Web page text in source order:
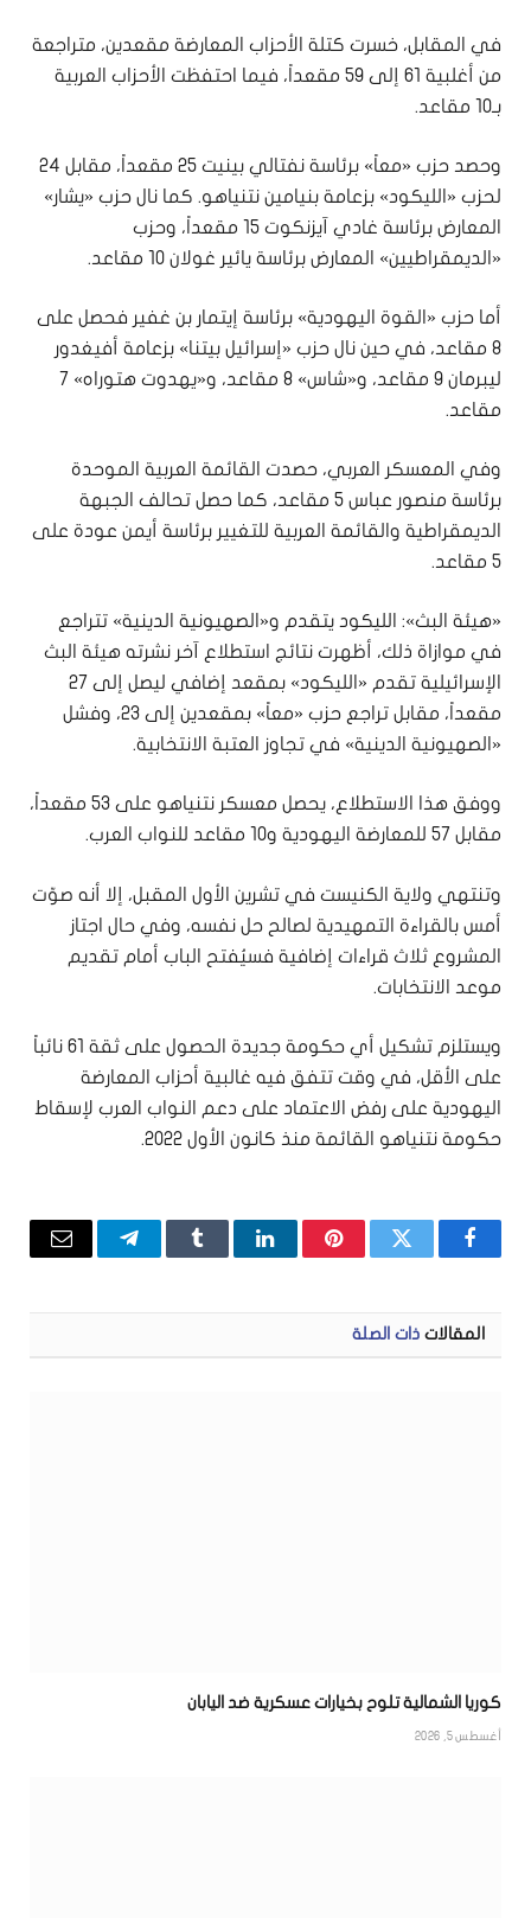
في المقابل، خسرت كتلة الأحزاب المعارضة مقعدين، متراجعة
من أغلبية 61 إلى 59 مقعداً، فيما احتفظت الأحزاب العربية
بـ10 مقاعد.
وحصد حزب «معاً» برئاسة نفتالي بينيت 25 مقعداً، مقابل 24
لحزب «الليكود» بزعامة بنيامين نتنياهو. كما نال حزب «يشار»
المعارض برئاسة غادي آيزنكوت 15 مقعداً، وحزب
«الديمقراطيين» المعارض برئاسة يائير غولان 10 مقاعد.
أما حزب «القوة اليهودية» برئاسة إيتمار بن غفير فحصل على
8 مقاعد، في حين نال حزب «إسرائيل بيتنا» بزعامة أفيغدور
ليبرمان 9 مقاعد، و«شاس» 8 مقاعد، و«يهدوت هتوراه» 7
مقاعد.
وفي المعسكر العربي، حصدت القائمة العربية الموحدة
برئاسة منصور عباس 5 مقاعد، كما حصل تحالف الجبهة
الديمقراطية والقائمة العربية للتغيير برئاسة أيمن عودة على
5 مقاعد.
«هيئة البث»: الليكود يتقدم و«الصهيونية الدينية» تتراجع
في موازاة ذلك، أظهرت نتائج استطلاع آخر نشرته هيئة البث
الإسرائيلية تقدم «الليكود» بمقعد إضافي ليصل إلى 27
مقعداً، مقابل تراجع حزب «معاً» بمقعدين إلى 23، وفشل
«الصهيونية الدينية» في تجاوز العتبة الانتخابية.
ووفق هذا الاستطلاع، يحصل معسكر نتنياهو على 53 مقعداً،
مقابل 57 للمعارضة اليهودية و10 مقاعد للنواب العرب.
وتنتهي ولاية الكنيست في تشرين الأول المقبل، إلا أنه صوّت
أمس بالقراءة التمهيدية لصالح حل نفسه، وفي حال اجتاز
المشروع ثلاث قراءات إضافية فسيُفتح الباب أمام تقديم
موعد الانتخابات.
ويستلزم تشكيل أي حكومة جديدة الحصول على ثقة 61 نائباً
على الأقل، في وقت تتفق فيه غالبية أحزاب المعارضة
اليهودية على رفض الاعتماد على دعم النواب العرب لإسقاط
حكومة نتنياهو القائمة منذ كانون الأول 2022.
فيسبوكتويتر بينتيريستلينكدإنTumblrتيلقرامالبريد
المقالات ذات الصلة
كوريا الشمالية تلوح بخيارات عسكرية ضد اليابان
أغسطس 5, 2026